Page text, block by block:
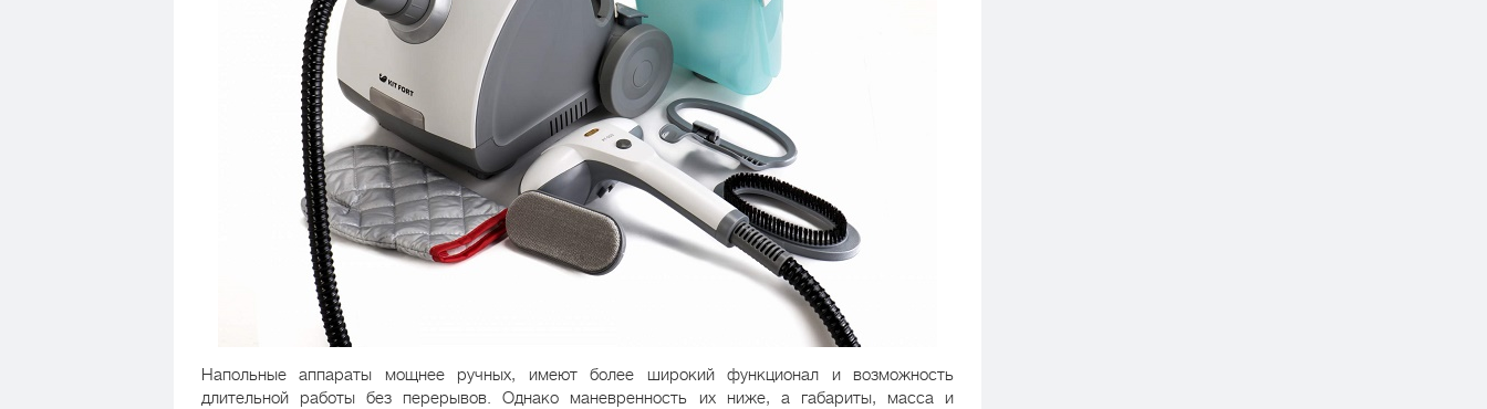
Напольные аппараты мощнее ручных, имеют более широкий функционал и возможность
длительной работы без перерывов. Однако маневренность их ниже, а габариты, масса и